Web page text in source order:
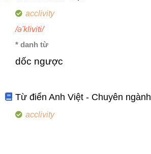
acclivity
/ə'kliviti/
* danh từ
dốc ngược
Từ điển Anh Việt - Chuyên ngành
acclivity